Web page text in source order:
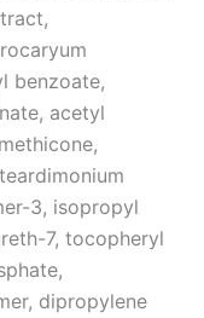
benzoate,
acetyl
3, isopropyl
7, tocopheryl
dipropylene